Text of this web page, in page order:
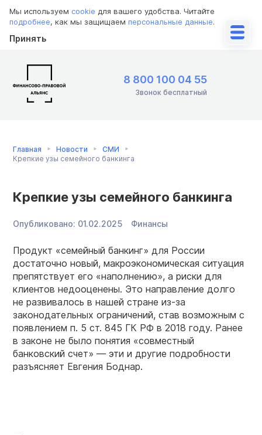
Мы используем cookie для вашего удобства. Читайте
подробнее, как мы защищаем персональные данные.
Принять
8 800 100 04 55
Звонок бесплатный
Главная Новости
СМИ
Крепкие узы семейного банкинга
Крепкие узы семейного банкинга
Опубликовано: 01.02.2025 Финансы
Продукт «семейный банкинг» для России
достаточно новый, макроэкономическая ситуация
препятствует его «наполнению», а риски для
клиентов недооценены. Это направление долго
не развивалось в нашей стране из-за
законодательных ограничений, став возможным с
появлением п. 5 ст. 845 ГК РФ в 2018 году. Ранее
в законе не было понятия «совместный
банковский счет» — эти и другие подробности
разъясняет Евгения Боднар.